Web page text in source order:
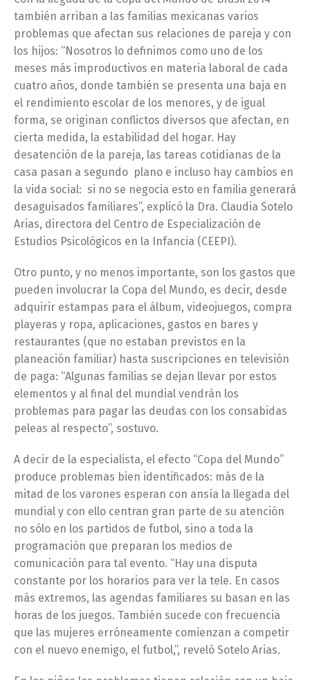
también arriban a las familias mexicanas varios
problemas que afectan sus relaciones de pareja y con
los hijos: “Nosotros lo definimos como uno de los
meses más improductivos en materia laboral de cada
cuatro años, donde también se presenta una baja en
el rendimiento escolar de los menores, y de igual
forma, se originan conflictos diversos que afectan, en
cierta medida, la estabilidad del hogar. Hay
desatención de la pareja, las tareas cotidianas de la
casa pasan a segundo plano e incluso hay cambios en
la vida social: si no se negocia esto en familia generará
desaguisados familiares”, explicó la Dra. Claudia Sotelo
Arias, directora del Centro de Especialización de
Estudios Psicológicos en la Infancia (CEEPI).
Otro punto, y no menos importante, son los gastos que
pueden involucrar la Copa del Mundo, es decir, desde
adquirir estampas para el álbum, videojuegos, compra
playeras y ropa, aplicaciones, gastos en bares y
restaurantes (que no estaban previstos en la
planeación familiar) hasta suscripciones en televisión
de paga: “Algunas familias se dejan llevar por estos
elementos y al final del mundial vendrán los
problemas para pagar las deudas con los consabidas
peleas al respecto”, sostuvo.
A decir de la especialista, el efecto “Copa del Mundo”
produce problemas bien identificados: más de la
mitad de los varones esperan con ansía la llegada del
mundial y con ello centran gran parte de su atención
no sólo en los partidos de futbol, sino a toda la
programación que preparan los medios de
comunicación para tal evento. “Hay una disputa
constante por los horarios para ver la tele. En casos
más extremos, las agendas familiares su basan en las
horas de los juegos. También sucede con frecuencia
que las mujeres erróneamente comienzan a competir
con el nuevo enemigo, el futbol,”, reveló Sotelo Arias.